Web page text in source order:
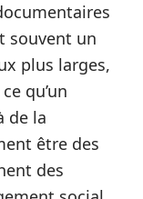
souvent un
plus larges,
qu’un
de la
être des
des